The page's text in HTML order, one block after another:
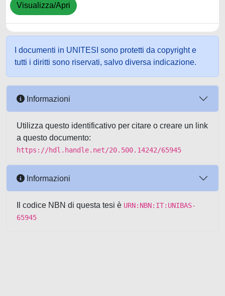
Visualizza/Apri
I documenti in UNITESI sono protetti da copyright e
tutti i diritti sono riservati, salvo diversa indicazione.
Informazioni
Utilizza questo identificativo per citare o creare un link
a questo documento:
https://hdl.handle.net/20.500.14242/65945
Informazioni
Il codice NBN di questa tesi è URN:NBN:IT:UNIBAS-
65945